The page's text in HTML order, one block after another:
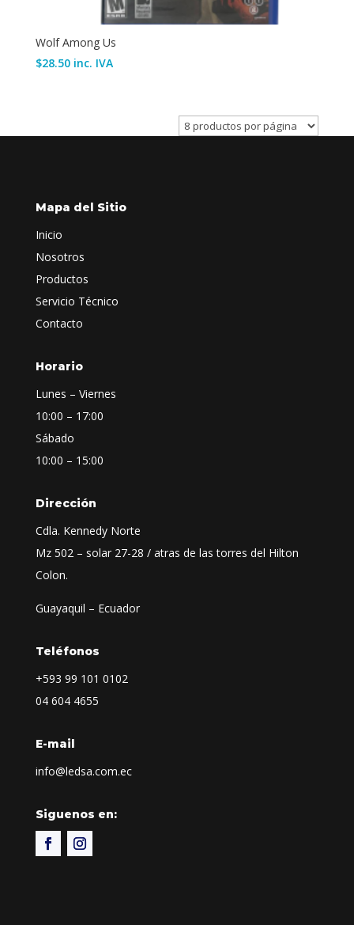
Wolf Among Us
$28.50 inc. IVA
Mapa del Sitio
Inicio
Nosotros
Productos
Servicio Técnico
Contacto
Horario
Lunes – Viernes
10:00 – 17:00
Sábado
10:00 – 15:00
Dirección
Cdla. Kennedy Norte
Mz 502 – solar 27-28 / atras de las torres del Hilton
Colon.
Guayaquil – Ecuador
Teléfonos
+593 99 101 0102
04 604 4655
E-mail
info@ledsa.com.ec
Siguenos en: